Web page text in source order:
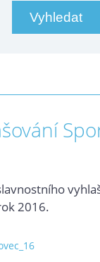
2016.